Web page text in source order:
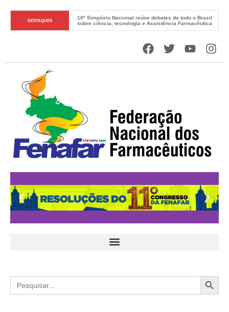
DESTAQUES
10º Simpósio Nacional reúne debates de todo o Brasil
sobre ciência, tecnologia e Assistência Farmacêutica
Search
for: